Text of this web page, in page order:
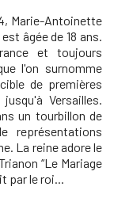
Marie-Antoinette
âgée de 18 ans.
et toujours
l'on surnomme
de premières
Versailles.
un tourbillon de
représentations
La reine adore le
“Le Mariage
le roi...